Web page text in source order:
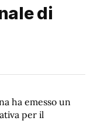
di
ha emesso un
per il